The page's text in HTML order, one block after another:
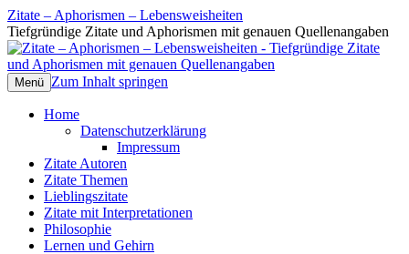
Zitate – Aphorismen – Lebensweisheiten
Tiefgründige Zitate und Aphorismen mit genauen Quellenangaben
Menü Zum Inhalt springen
Home
Datenschutzerklärung
Impressum
Zitate Autoren
Zitate Themen
Lieblingszitate
Zitate mit Interpretationen
Philosophie
Lernen und Gehirn